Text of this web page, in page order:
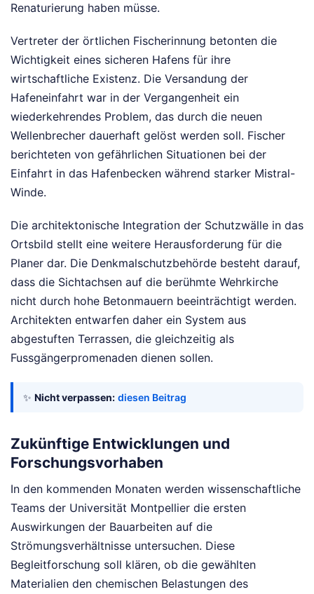
Renaturierung haben müsse.
Vertreter der örtlichen Fischerinnung betonten die
Wichtigkeit eines sicheren Hafens für ihre
wirtschaftliche Existenz. Die Versandung der
Hafeneinfahrt war in der Vergangenheit ein
wiederkehrendes Problem, das durch die neuen
Wellenbrecher dauerhaft gelöst werden soll. Fischer
berichteten von gefährlichen Situationen bei der
Einfahrt in das Hafenbecken während starker Mistral-
Winde.
Die architektonische Integration der Schutzwälle in das
Ortsbild stellt eine weitere Herausforderung für die
Planer dar. Die Denkmalschutzbehörde besteht darauf,
dass die Sichtachsen auf die berühmte Wehrkirche
nicht durch hohe Betonmauern beeinträchtigt werden.
Architekten entwarfen daher ein System aus
abgestuften Terrassen, die gleichzeitig als
Fussgängerpromenaden dienen sollen.
✨ Nicht verpassen: diesen Beitrag
Zukünftige Entwicklungen und
Forschungsvorhaben
In den kommenden Monaten werden wissenschaftliche
Teams der Universität Montpellier die ersten
Auswirkungen der Bauarbeiten auf die
Strömungsverhältnisse untersuchen. Diese
Begleitforschung soll klären, ob die gewählten
Materialien den chemischen Belastungen des